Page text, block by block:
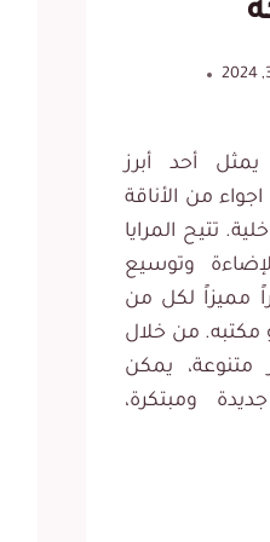
أحد أبرز
من الأناقة
تتيح المرايا
وتوسيع
مميزاً لكل من
مكتبه. من خلال
متنوعة، يمكن
ومبتكرة،